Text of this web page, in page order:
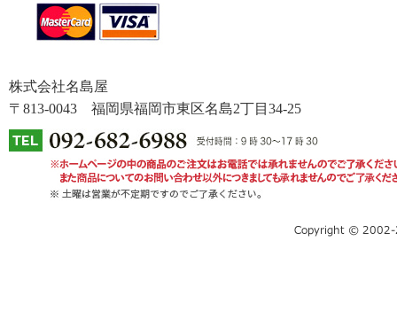
株式会社名島屋
〒813-0043 福岡県福岡市東区名島2丁目34-25